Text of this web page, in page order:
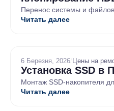
Перенос системы и
Читать далее
6 Березня, 2026 Цены на
Установка SSD в
Монтаж SSD-накопителя
Читать далее